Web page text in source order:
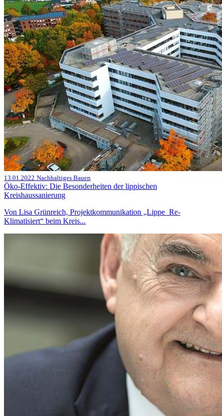
13.01.2022 Nachhaltiges Bauen
Öko-Effektiv: Die Besonderheiten der lippischen
Kreishaussanierung
Von Lisa Grünreich, Projektkommunikation „Lippe_Re-
Klimatisiert“ beim Kreis...